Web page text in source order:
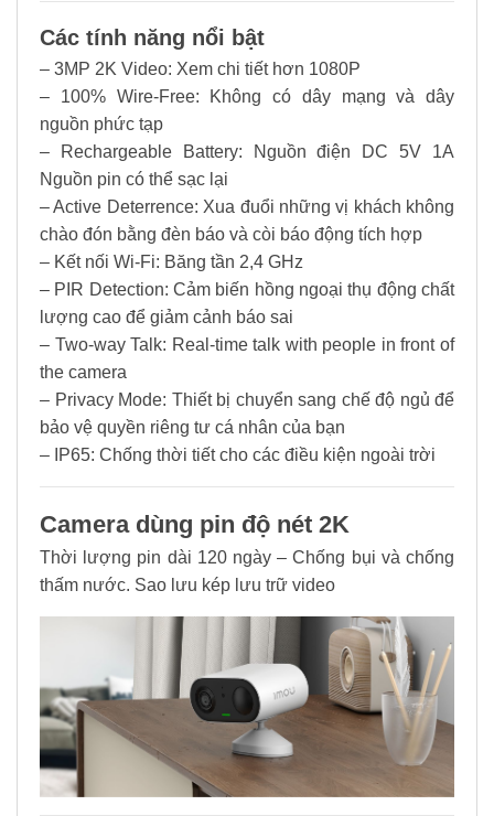
Các tính năng nổi bật
– 3MP 2K Video: Xem chi tiết hơn 1080P
– 100% Wire-Free: Không có dây mạng và dây
nguồn phức tạp
– Rechargeable Battery: Nguồn điện DC 5V 1A
Nguồn pin có thể sạc lại
– Active Deterrence: Xua đuổi những vị khách không
chào đón bằng đèn báo và còi báo động tích hợp
– Kết nối Wi-Fi: Băng tần 2,4 GHz
– PIR Detection: Cảm biến hồng ngoại thụ động chất
lượng cao để giảm cảnh báo sai
– Two-way Talk: Real-time talk with people in front of
the camera
– Privacy Mode: Thiết bị chuyển sang chế độ ngủ để
bảo vệ quyền riêng tư cá nhân của bạn
– IP65: Chống thời tiết cho các điều kiện ngoài trời
Camera dùng pin độ nét 2K
Thời lượng pin dài 120 ngày – Chống bụi và chống
thấm nước. Sao lưu kép lưu trữ video